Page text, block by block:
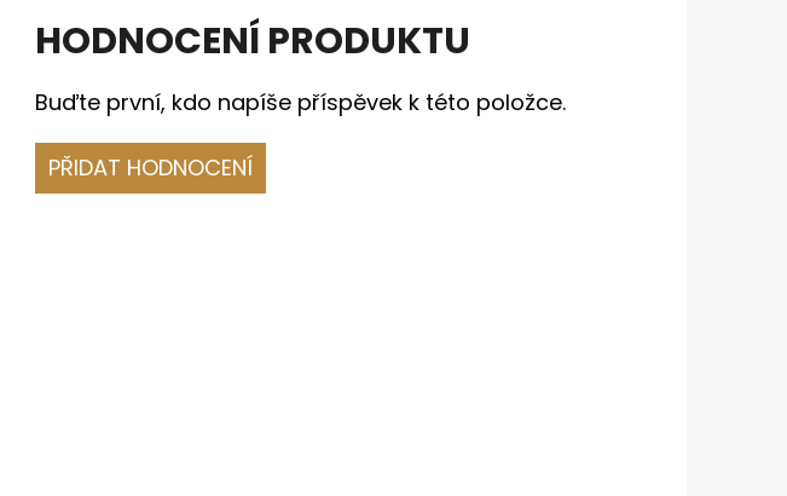
HODNOCENÍ PRODUKTU
Buďte první, kdo napíše příspěvek k této položce.
PŘIDAT HODNOCENÍ